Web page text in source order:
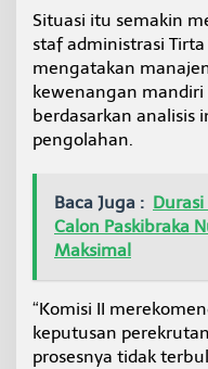
Situasi itu semakin
staf administrasi
mengatakan
kewenangan
berdasarkan analisis
pengolahan.
Baca Juga :
Calon Paskibraka
Maksimal
“Komisi II
keputusan
prosesnya tidak